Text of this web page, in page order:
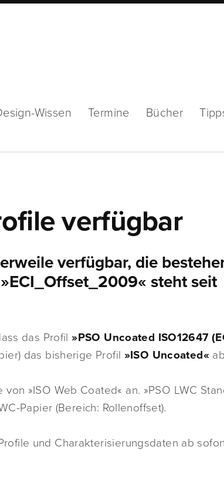
Wissen Termine Bücher
verfügbar
verfügbar, die
steht seit
das Profil»PSO Uncoated ISO12647
das bisherige Profil »ISO Uncoated«
»ISO Web Coated« an. »PSO LWC
Papier (Bereich: Rollenoffset).
und Charakterisierungsdaten ab